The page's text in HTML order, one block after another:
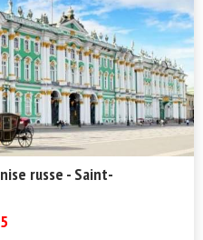
russe - Saint-